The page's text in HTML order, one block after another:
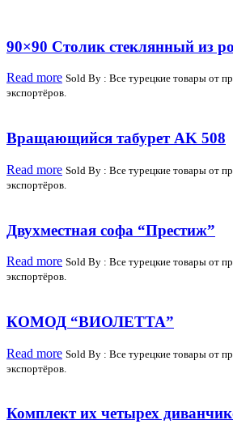
90×90 Столик стеклянный из
Read more Sold By : Все турецкие товары от
экспортёров.
Вращающийся табурет AK 508
Read more Sold By : Все турецкие товары от
экспортёров.
Двухместная софа “Престиж”
Read more Sold By : Все турецкие товары от
экспортёров.
КОМОД “ВИОЛЕТТА”
Read more Sold By : Все турецкие товары от
экспортёров.
Комплект их четырех